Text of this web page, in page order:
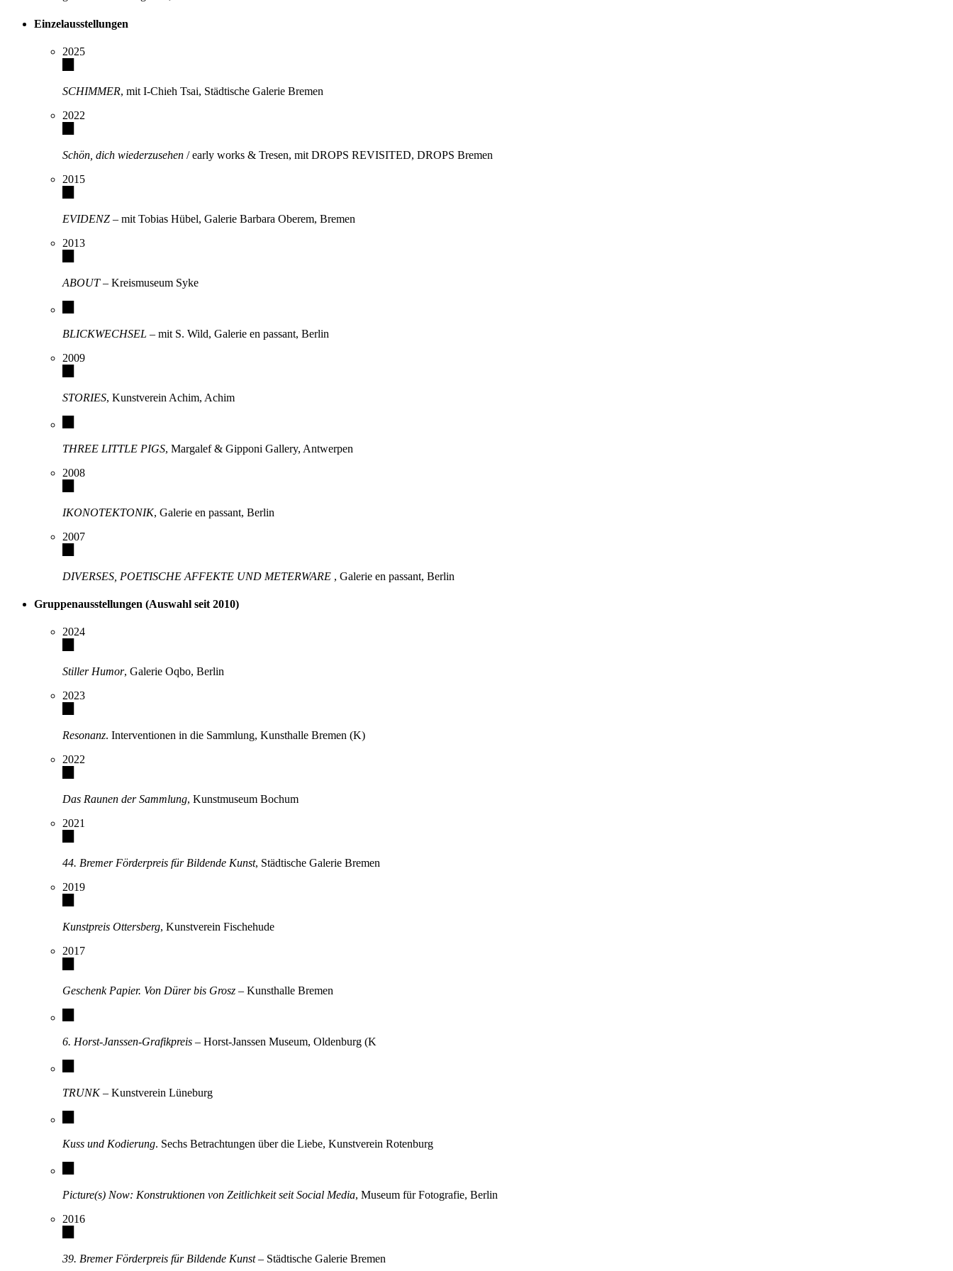
Einzelausstellungen
2025
SCHIMMER, mit I-Chieh Tsai, Städtische Galerie Bremen
2022
Schön, dich wiederzusehen / early works & Tresen, mit DROPS REVISITED, DROPS Bremen
2015
EVIDENZ – mit Tobias Hübel, Galerie Barbara Oberem, Bremen
2013
ABOUT– Kreismuseum Syke
BLICKWECHSEL – mit S. Wild, Galerie en passant, Berlin
2009
STORIES, Kunstverein Achim, Achim
THREE LITTLE PIGS, Margalef & Gipponi Gallery, Antwerpen
2008
IKONOTEKTONIK, Galerie en passant, Berlin
2007
DIVERSES, POETISCHE AFFEKTE UND METERWARE , Galerie en passant, Berlin
Gruppenausstellungen (Auswahl seit 2010)
2024
Stiller Humor, Galerie Oqbo, Berlin
2023
Resonanz. Interventionen in die Sammlung, Kunsthalle Bremen (K)
2022
Das Raunen der Sammlung, Kunstmuseum Bochum
2021
44. Bremer Förderpreis für Bildende Kunst, Städtische Galerie Bremen
2019
Kunstpreis Ottersberg, Kunstverein Fischehude
2017
Geschenk Papier. Von Dürer bis Grosz – Kunsthalle Bremen
6. Horst-Janssen-Grafikpreis – Horst-Janssen Museum, Oldenburg (K
TRUNK– Kunstverein Lüneburg
Kuss und Kodierung. Sechs Betrachtungen über die Liebe, Kunstverein Rotenburg
Picture(s) Now: Konstruktionen von Zeitlichkeit seit Social Media, Museum für Fotografie, Berlin
2016
39. Bremer Förderpreis für Bildende Kunst– Städtische Galerie Bremen